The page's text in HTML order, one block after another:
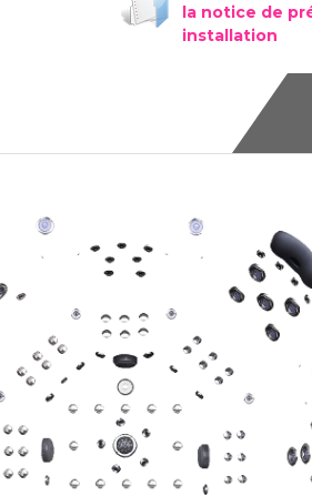
la notice de
installation